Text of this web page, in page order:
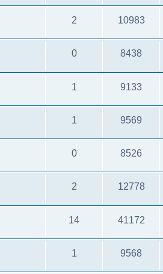
2 10983
0 8438
1 9133
1 9569
0 8526
2 12778
14 41172
1 9568